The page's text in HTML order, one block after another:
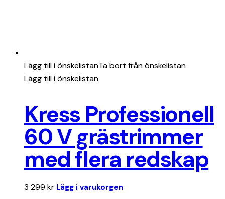
Lägg till i önskelistanTa bort från önskelistan
Lägg till i önskelistan
Kress Professionell
60 V grästrimmer
med flera redskap
3 299 kr Lägg i varukorgen